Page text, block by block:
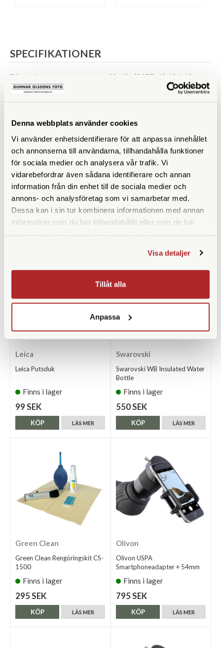
Denna webbplats använder cookies
Vi använder enhetsidentifierare för att anpassa innehållet
och annonserna till användarna, tillhandahålla funktioner
för sociala medier och analysera vår trafik. Vi
vidarebefordrar även sådana identifierare och annan
information från din enhet till de sociala medier och
annons- och analysföretag som vi samarbetar med.
Dessa kan i sin tur kombinera informationen med annan
information som du har tillhandahållit eller som de har
Visa detaljer
Tillåt alla
Anpassa
SPECIFIKATIONER
Förstoring
30-60x (82ED-A) / 24-48x
(60ED-A)
Vikt (g) 400
Mått (mm) 92 x 62
Leica
Leica Putsduk
Finns i lager
99 SEK
LÄS MER
KÖP
Swarovski
Swarovski WB Insulated Water
Bottle
Finns i lager
550 SEK
LÄS MER
KÖP
Green Clean
Green Clean Rengöringskit CS-
1500
Finns i lager
295 SEK
LÄS MER
KÖP
Olivon
Olivon USPA
Smartphoneadapter + 54mm
Finns i lager
795 SEK
LÄS MER
KÖP